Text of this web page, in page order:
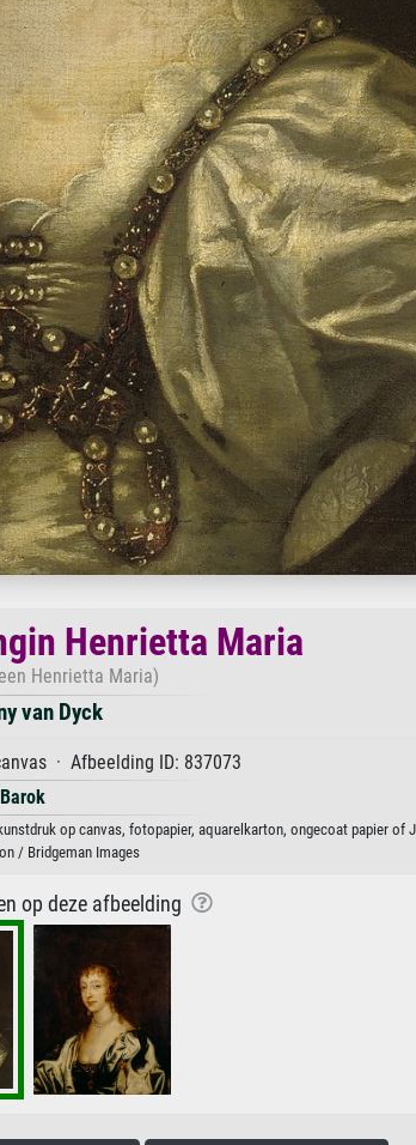
Henrietta Maria
Henrietta Maria)
van Dyck
· Afbeelding ID: 837073
Barok
op canvas, fotopapier, aquarelkarton, ongecoat papier of
/ Bridgeman Images
op deze afbeelding